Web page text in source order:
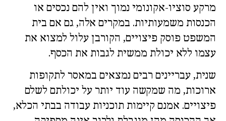
מרקע סוציו-אקונומי נמוך ואין להם נכסים או
הכנסות משמעותיות. במקרים אלה, גם אם בית
המשפט פוסק פיצויים, הקורבן עלול למצוא את
עצמו ללא יכולת ממשית לגבות את הכסף.
שנית, עבריינים רבים נמצאים במאסר לתקופות
ארוכות, מה שמקשה עוד יותר על יכולתם לשלם
פיצויים. אמנם קיימות תוכניות עבודה בבתי הכלא,